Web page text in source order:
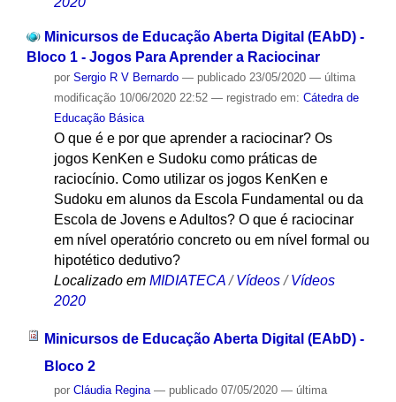
Minicursos de Educação Aberta Digital (EAbD) -
Bloco 1 - Jogos Para Aprender a Raciocinar
por Sergio R V Bernardo — publicado23/05/2020 — última
modificação10/06/2020 22:52 — registrado em: Cátedra de
Educação Básica
O que é e por que aprender a raciocinar? Os
jogos KenKen e Sudoku como práticas de
raciocínio. Como utilizar os jogos KenKen e
Sudoku em alunos da Escola Fundamental ou da
Escola de Jovens e Adultos? O que é raciocinar
em nível operatório concreto ou em nível formal ou
hipotético dedutivo?
Localizado em MIDIATECA /Vídeos /Vídeos
2020
Minicursos de Educação Aberta Digital (EAbD) -
Bloco 2
por Cláudia Regina — publicado07/05/2020 — última